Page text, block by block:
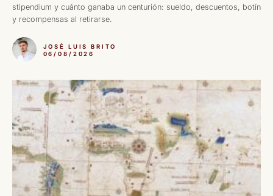
stipendium y cuánto ganaba un centurión: sueldo, descuentos, botín
y recompensas al retirarse.
JOSÉ LUIS BRITO
06/08/2026